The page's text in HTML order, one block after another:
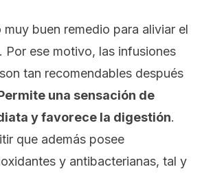
muy buen remedio para aliviar el
Por ese motivo, las infusiones
tan recomendables después
una sensación de
y favorece la digestión.
que además posee
y antibacterianas, tal y